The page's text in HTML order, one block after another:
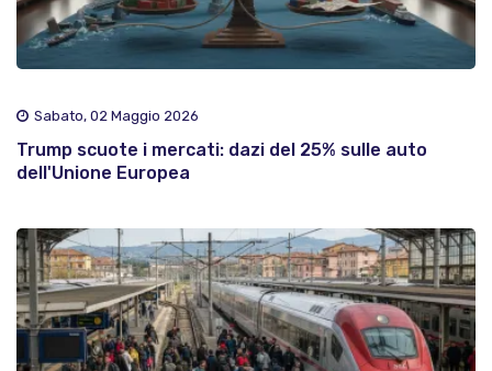
Sabato, 02 Maggio 2026
Trump scuote i mercati: dazi del 25% sulle auto
dell'Unione Europea